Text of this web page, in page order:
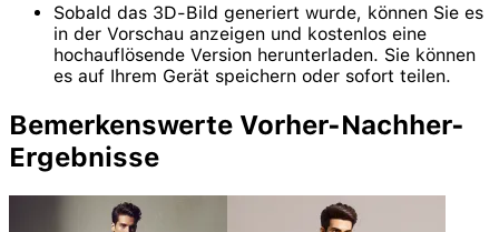
Sobald das 3D-Bild generiert wurde, können Sie es
in der Vorschau anzeigen und kostenlos eine
hochauflösende Version herunterladen. Sie können
es auf Ihrem Gerät speichern oder sofort teilen.
Bemerkenswerte Vorher-Nachher-
Ergebnisse